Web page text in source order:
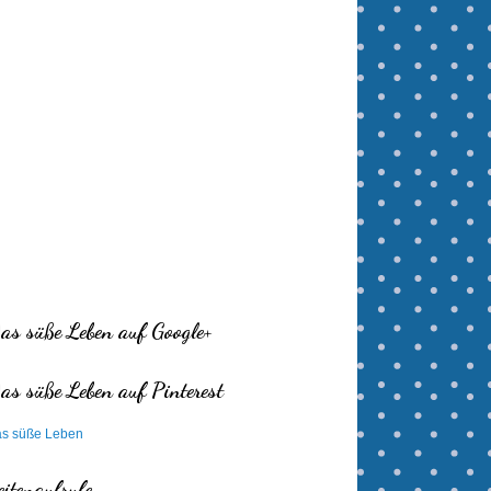
süße Leben auf Google+
süße Leben auf Pinterest
süße Leben